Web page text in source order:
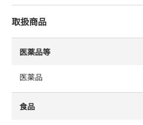
取扱商品
医薬品等
医薬品
食品